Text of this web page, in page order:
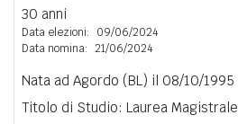
30 anni
Data elezioni:
09/06/2024
Data nomina: 21/06/2024
Nata ad Agordo (BL) il 08/10/1995
Titolo di Studio: Laurea Magistrale